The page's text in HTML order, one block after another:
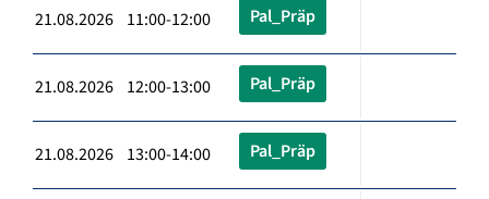
21.08.2026 11:00-12:00 Pal_Präp
21.08.2026 12:00-13:00 Pal_Präp
21.08.2026 13:00-14:00 Pal_Präp